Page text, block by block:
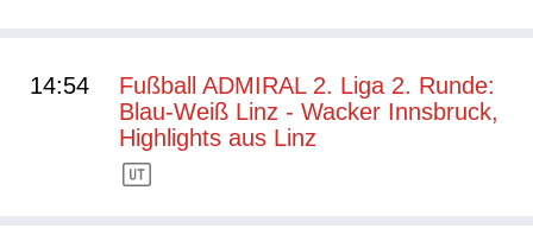
14:54
Fußball ADMIRAL 2. Liga 2. Runde:
Blau-Weiß Linz - Wacker Innsbruck,
Highlights aus Linz